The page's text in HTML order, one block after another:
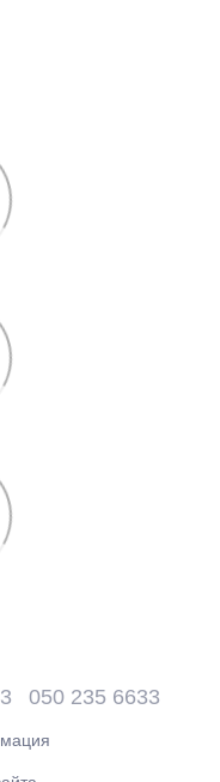
050 235 6633